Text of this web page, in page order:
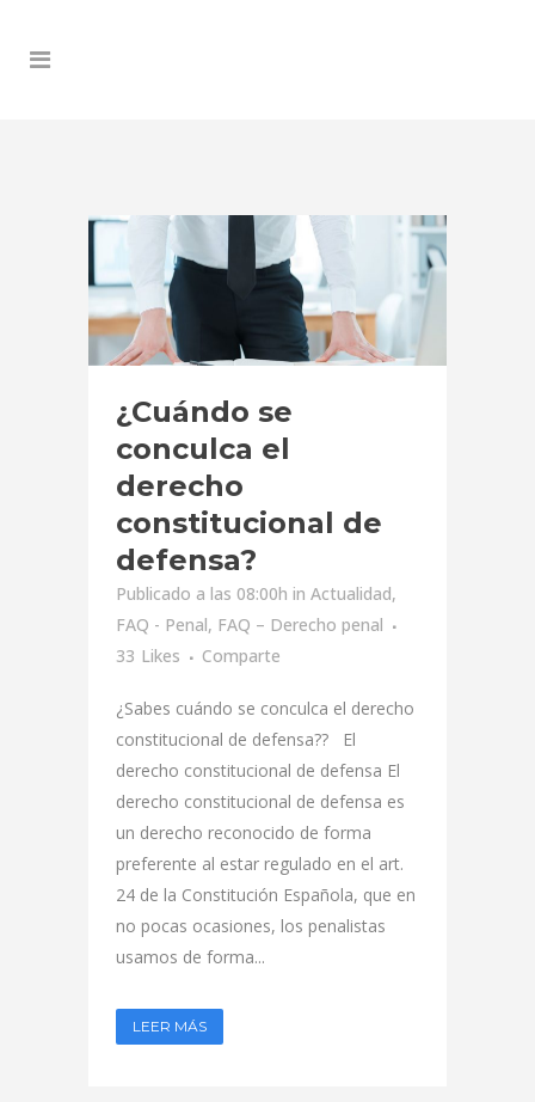
¿Cuándo se
conculca el
derecho
constitucional de
defensa?
Publicado a las 08:00h in Actualidad,
FAQ - Penal, FAQ – Derecho penal
33 Likes Comparte
¿Sabes cuándo se conculca el derecho
constitucional de defensa?? El
derecho constitucional de defensa El
derecho constitucional de defensa es
un derecho reconocido de forma
preferente al estar regulado en el art.
24 de la Constitución Española, que en
no pocas ocasiones, los penalistas
usamos de forma...
LEER MÁS